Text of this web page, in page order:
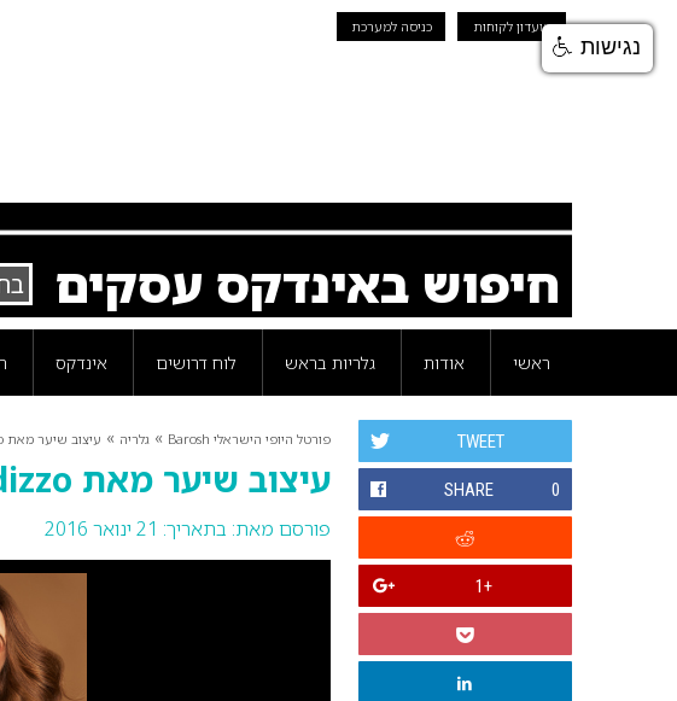
מועדון לקוחות כניסה למערכת
חיפוש באינדקס עסקים
ראשי אודות גלריות בראש לוח דרושים אינדקס
פורטל היופי הישראלי Barosh » גלריה » עיצוב שיער מאת Joey Scandizzo
עיצוב שיער מאת Joey Scandizzo
פורסם מאת: בתאריך: 21 ינואר 2016
TWEET
SHARE 0
+1
נגישות